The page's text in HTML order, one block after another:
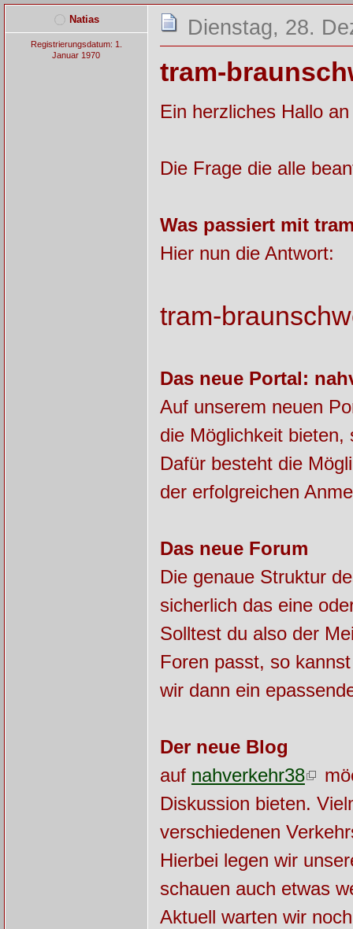
Natias
Registrierungsdatum: 1.
Januar 1970
Dienstag, 28.
tram-
Ein herzliches Hallo
Die Frage die alle
Was passiert mit
Hier nun die Antwort:
tram-
Das neue Portal:
Auf unserem neuen
die Möglichkeit
Dafür besteht die
der erfolgreichen
Das neue Forum
Die genaue Struktur
sicherlich das eine
Solltest du also der
Foren passt, so
wir dann ein
Der neue Blog
auf nahverkehr38
Diskussion bieten.
verschiedenen
Hierbei legen wir
schauen auch etwas
Aktuell warten wir